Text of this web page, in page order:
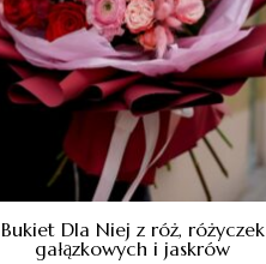
Bukiet Dla Niej z róż, różyczek
gałązkowych i jaskrów